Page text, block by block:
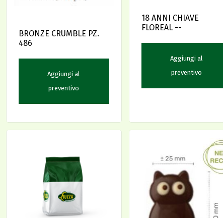
BRONZE CRUMBLE PZ.
486
Aggiungi al
preventivo
18 ANNI CHIAVE
FLOREAL --
Aggiungi al
preventivo